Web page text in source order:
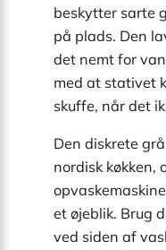
beskytter sarte
på plads. Den
det nemt for
med at stativet
skuffe, når det
Den diskrete
nordisk køkken,
et øjeblik. Brug
ved siden af